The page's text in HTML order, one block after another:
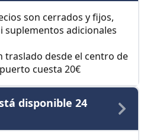
son cerrados y fijos,
suplementos adicionales
traslado desde el centro de
cuesta 20€
disponible 24